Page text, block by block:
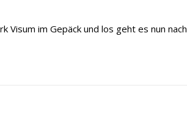
Visum im Gepäck und los geht es nun nach